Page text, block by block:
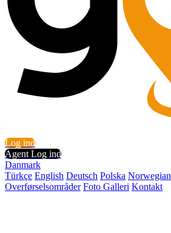
Log ind
Agent Log ind
Danmark
Türkçe English Deutsch Polska Norwegian
Overførselsområder Foto Galleri Kontakt